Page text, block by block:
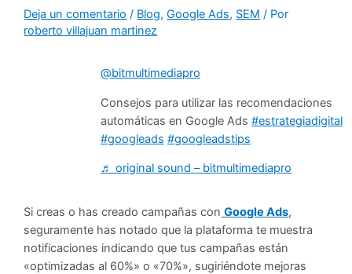
Deja un comentario / Blog,Google Ads, SEM / Por
roberto villajuan martinez
@bitmultimediapro
Consejos para utilizar las recomendaciones
automáticas en Google Ads #estrategiadigital
#googleads #googleadstips
♬ original sound – bitmultimediapro
Si creas o has creado campañas con Google Ads,
seguramente has notado que la plataforma te muestra
notificaciones indicando que tus campañas están
«optimizadas al 60%» o «70%», sugiriéndote mejoras